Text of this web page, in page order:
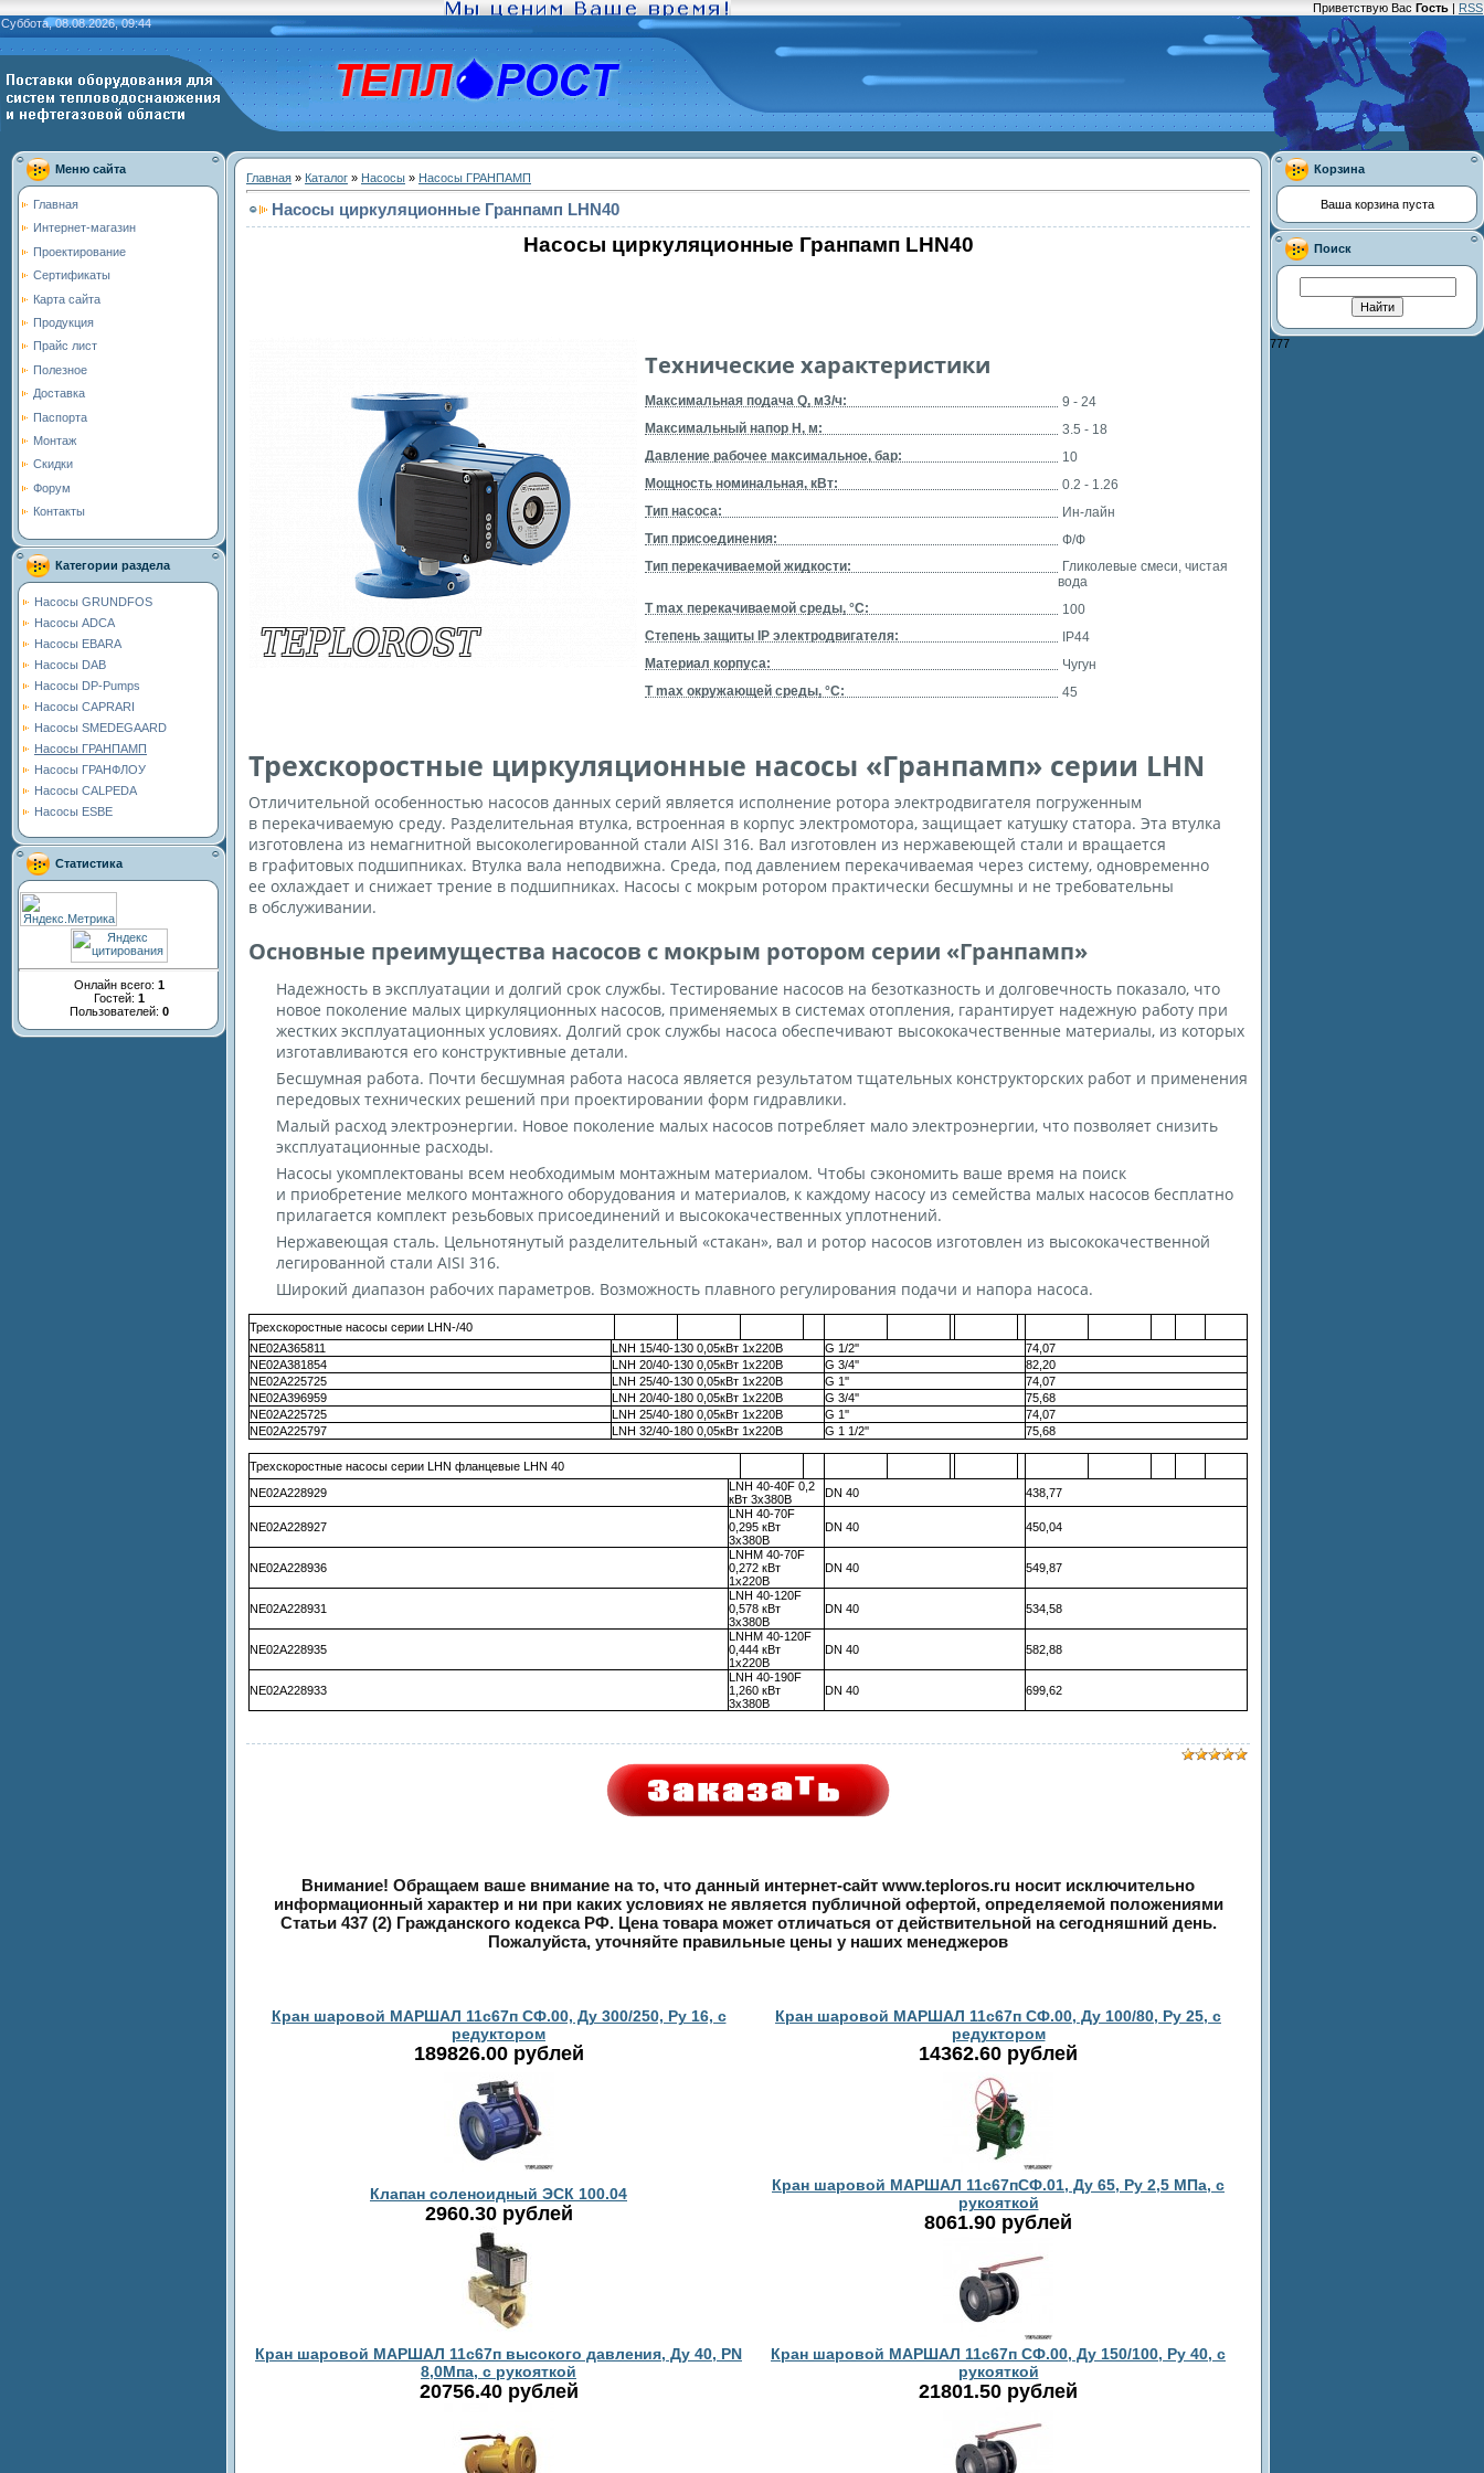
Приветствую Вас Гость | RSS
Суббота, 08.08.2026, 09:44
Меню сайта
Главная
Интернет-магазин
Проектирование
Сертификаты
Карта сайта
Продукция
Прайс лист
Полезное
Доставка
Паспорта
Монтаж
Скидки
Форум
Контакты
Категории раздела
Насосы GRUNDFOS
Насосы ADCA
Насосы EBARA
Насосы DAB
Насосы DP-Pumps
Насосы CAPRARI
Насосы SMEDEGAARD
Насосы ГРАНПАМП
Насосы ГРАНФЛОУ
Насосы CALPEDA
Насосы ESBE
Статистика
Онлайн всего: 1
Гостей: 1
Пользователей: 0
Главная » Каталог » Насосы » Насосы ГРАНПАМП
Насосы циркуляционные Гранпамп LHN40
Насосы циркуляционные Гранпамп LHN40
Технические характеристики
Максимальная подача Q, м3/ч:
9 - 24
Максимальный напор H, м:
3.5 - 18
Давление рабочее максимальное, бар:
10
Мощность номинальная, кВт:
0.2 - 1.26
Тип насоса:
Ин-лайн
Тип присоединения:
Ф/Ф
Тип перекачиваемой жидкости:
Гликолевые смеси, чистая
вода
T max перекачиваемой среды, °С:
100
Степень защиты IP электродвигателя:
IP44
Материал корпуса:
Чугун
T max окружающей среды, °С:
45
Трехскоростные циркуляционные насосы «Гранпамп» серии LHN
Отличительной особенностью насосов данных серий является исполнение ротора электродвигателя погруженным
в перекачиваемую среду. Разделительная втулка, встроенная в корпус электромотора, защищает катушку статора. Эта втулка
изготовлена из немагнитной высоколегированной стали AISI 316. Вал изготовлен из нержавеющей стали и вращается
в графитовых подшипниках. Втулка вала неподвижна. Среда, под давлением перекачиваемая через систему, одновременно
ее охлаждает и снижает трение в подшипниках. Насосы с мокрым ротором практически бесшумны и не требовательны
в обслуживании.
Основные преимущества насосов с мокрым ротором серии «Гранпамп»
Надежность в эксплуатации и долгий срок службы. Тестирование насосов на безотказность и долговечность показало, что
новое поколение малых циркуляционных насосов, применяемых в системах отопления, гарантирует надежную работу при
жестких эксплуатационных условиях. Долгий срок службы насоса обеспечивают высококачественные материалы, из которых
изготавливаются его конструктивные детали.
Бесшумная работа. Почти бесшумная работа насоса является результатом тщательных конструкторских работ и применения
передовых технических решений при проектировании форм гидравлики.
Малый расход электроэнергии. Новое поколение малых насосов потребляет мало электроэнергии, что позволяет снизить
эксплуатационные расходы.
Насосы укомплектованы всем необходимым монтажным материалом. Чтобы сэкономить ваше время на поиск
и приобретение мелкого монтажного оборудования и материалов, к каждому насосу из семейства малых насосов бесплатно
прилагается комплект резьбовых присоединений и высококачественных уплотнений.
Нержавеющая сталь. Цельнотянутый разделительный «стакан», вал и ротор насосов изготовлен из высококачественной
легированной стали AISI 316.
Широкий диапазон рабочих параметров. Возможность плавного регулирования подачи и напора насоса.
Трехскоростные насосы серии LHN-/40
NE02A365811
LNH 15/40-130 0,05кВт 1х220В G 1/2''
74,07
NE02A381854
LNH 20/40-130 0,05кВт 1х220В G 3/4''
82,20
NE02A225725
LNH 25/40-130 0,05кВт 1х220В G 1''
74,07
NE02A396959
LNH 20/40-180 0,05кВт 1х220В G 3/4''
75,68
NE02A225725
LNH 25/40-180 0,05кВт 1х220В G 1''
74,07
NE02A225797
LNH 32/40-180 0,05кВт 1х220В G 1 1/2'' 75,68
Трехскоростные насосы серии LHN фланцевые LHN 40
NE02A228929
LNH 40-40F 0,2
кВт 3х380В
DN 40 438,77
NE02A228927
LNH 40-70F
0,295 кВт
3х380В
DN 40 450,04
NE02A228936
LNHM 40-70F
0,272 кВт
1х220В
DN 40 549,87
NE02A228931
LNH 40-120F
0,578 кВт
3х380В
DN 40 534,58
NE02A228935
LNHM 40-120F
0,444 кВт
1х220В
DN 40 582,88
NE02A228933
LNH 40-190F
1,260 кВт
3х380В
DN 40 699,62
Внимание! Обращаем ваше внимание на то, что данный интернет-сайт www.teploros.ru носит исключительно
информационный характер и ни при каких условиях не является публичной офертой, определяемой положениями
Статьи 437 (2) Гражданского кодекса РФ. Цена товара может отличаться от действительной на сегодняшний день.
Пожалуйста, уточняйте правильные цены у наших менеджеров
Кран шаровой МАРШАЛ 11с67п СФ.00, Ду 300/250, Ру 16, с
редуктором
189826.00 рублей
Кран шаровой МАРШАЛ 11с67п СФ.00, Ду 100/80, Ру 25, с
редуктором
14362.60 рублей
Клапан соленоидный ЭСК 100.04
2960.30 рублей
Кран шаровой МАРШАЛ 11с67пСФ.01, Ду 65, Ру 2,5 МПа, с
рукояткой
8061.90 рублей
Кран шаровой МАРШАЛ 11c67п высокого давления, Ду 40, PN
8,0Мпа, с рукояткой
20756.40 рублей
Кран шаровой МАРШАЛ 11с67п СФ.00, Ду 150/100, Ру 40, с
рукояткой
21801.50 рублей
Корзина
Ваша корзина пуста
Поиск
777